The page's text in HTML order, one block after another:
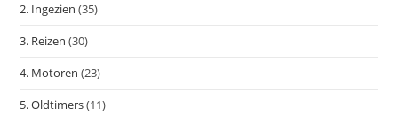
2. Ingezien (35)
3. Reizen (30)
4. Motoren (23)
5. Oldtimers(11)